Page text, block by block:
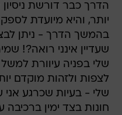
הדרך כבר דורשת
יותר, והיא מיועדת
בהמשך הדרך - ניתן
שעדיין אינני רואה?!
שלי בפניה עיוורת
לצפות ולזהות מוקדם
שלי - בעיות שכרגע אני
חונות בצד ימין ברכיבה